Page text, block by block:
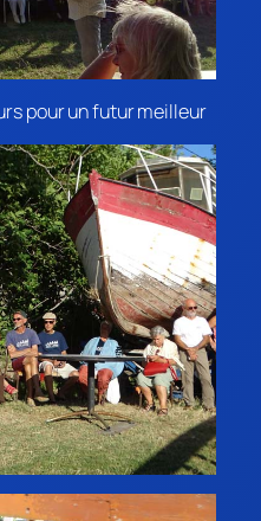
pour un futur meilleur